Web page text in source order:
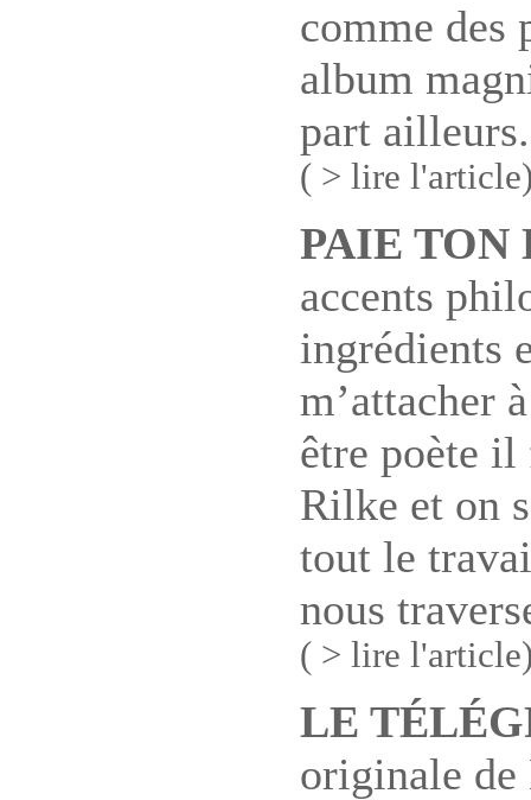
comme des
album
part ailleurs.
( > lire
PAIE TON
accents
ingrédients
m’attacher
être poète il
Rilke et on
tout le
nous
( > lire
LE
originale